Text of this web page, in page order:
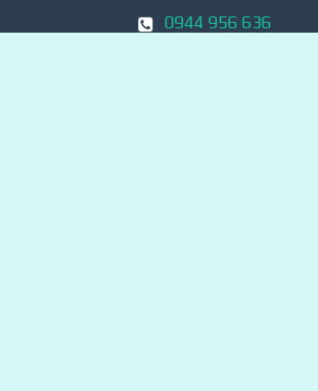
0944 956 636